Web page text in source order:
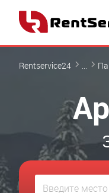
Rentservice24 ...